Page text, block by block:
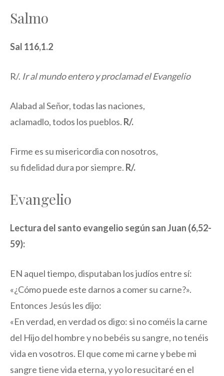
Salmo
Sal 116,1.2
R/. Ir al mundo entero y proclamad el Evangelio
Alabad al Señor, todas las naciones,
aclamadlo, todos los pueblos. R/.
Firme es su misericordia con nosotros,
su fidelidad dura por siempre. R/.
Evangelio
Lectura del santo evangelio según san Juan (6,52-
59):
EN aquel tiempo, disputaban los judíos entre sí:
«¿Cómo puede este darnos a comer su carne?».
Entonces Jesús les dijo:
«En verdad, en verdad os digo: si no coméis la carne
del Hijo del hombre y no bebéis su sangre, no tenéis
vida en vosotros. El que come mi carne y bebe mi
sangre tiene vida eterna, y yo lo resucitaré en el